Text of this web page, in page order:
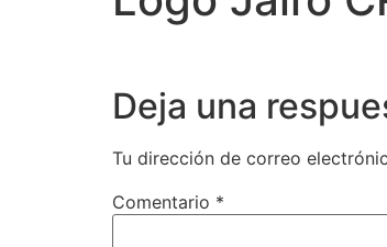
Deja una
Tu dirección de correo
Comentario *